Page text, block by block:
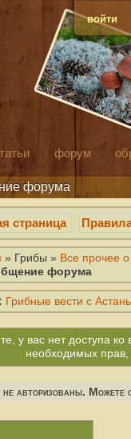
войти
форум
форума
страница
» Грибы » Все прочее о
форума
Грибные вести с
у вас нет доступа
необходимых прав,
авторизованы. Можете